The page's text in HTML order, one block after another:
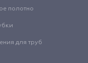
полотно
для труб